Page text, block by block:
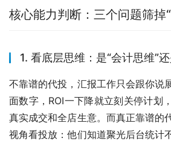
核心能力判断：三个问题筛掉
1. 看底层思维：是“会计思维”
不靠谱的代投，汇报工作只会跟你说
面数字，ROI一下降就立刻关停计划
真实成交和全店生意。而真正靠谱的
视角看投放：他们知道聚光后台统计